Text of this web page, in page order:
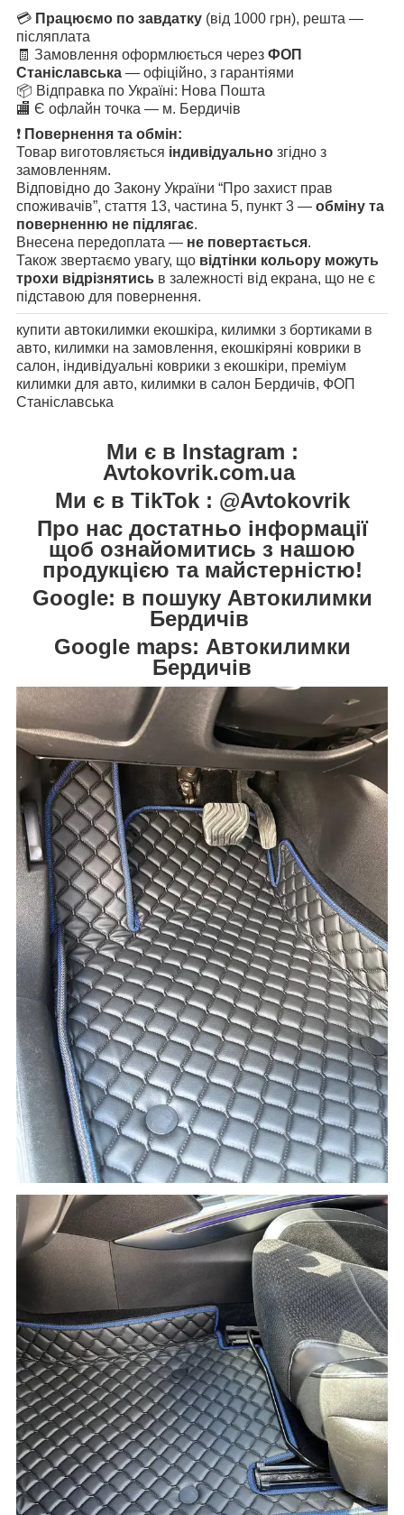
💳 Працюємо по завдатку (від 1000 грн), решта —
післяплата
🧾 Замовлення оформлюється через ФОП
Станіславська — офіційно, з гарантіями
📦 Відправка по Україні: Нова Пошта
🏬 Є офлайн точка — м. Бердичів
❗ Повернення та обмін:
Товар виготовляється індивідуально згідно з
замовленням.
Відповідно до Закону України “Про захист прав
споживачів”, стаття 13, частина 5, пункт 3 — обміну та
поверненню не підлягає.
Внесена передоплата — не повертається.
Також звертаємо увагу, що відтінки кольору можуть
трохи відрізнятись в залежності від екрана, що не є
підставою для повернення.
купити автокилимки екошкіра, килимки з бортиками в
авто, килимки на замовлення, екошкіряні коврики в
салон, індивідуальні коврики з екошкіри, преміум
килимки для авто, килимки в салон Бердичів, ФОП
Станіславська
Ми є в Instagram :
Avtokovrik.com.ua
Ми є в TikTok : @Avtokovrik
Про нас достатньо інформації
щоб ознайомитись з нашою
продукцією та майстерністю!
Google: в пошуку Автокилимки
Бердичів
Google maps: Автокилимки
Бердичів